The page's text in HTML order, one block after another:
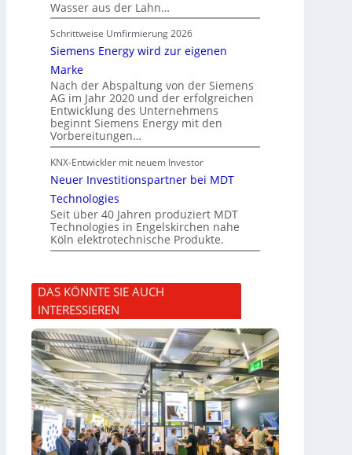
Wasser aus der Lahn…
Schrittweise Umfirmierung 2026
Siemens Energy wird zur eigenen
Marke
Nach der Abspaltung von der Siemens
AG im Jahr 2020 und der erfolgreichen
Entwicklung des Unternehmens
beginnt Siemens Energy mit den
Vorbereitungen…
KNX-Entwickler mit neuem Investor
Neuer Investitionspartner bei MDT
Technologies
Seit über 40 Jahren produziert MDT
Technologies in Engelskirchen nahe
Köln elektrotechnische Produkte.
DAS KÖNNTE SIE AUCH
INTERESSIEREN